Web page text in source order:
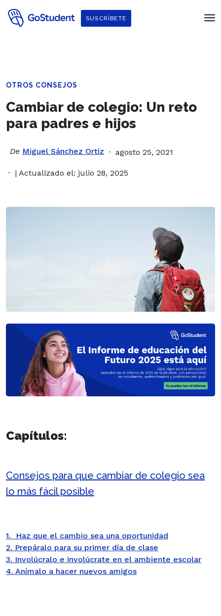
SUSCRÍBETE
OTROS CONSEJOS
Cambiar de colegio: Un reto
para padres e hijos
De Miguel Sánchez Ortiz agosto 25, 2021
| Actualizado el: julio 28, 2025
Capítulos:
Consejos para que cambiar de colegio sea
lo más fácil posible
1. Haz que el cambio sea una oportunidad
2. Prepáralo para su primer día de clase
3. Involúcralo e involúcrate en el ambiente escolar
4. Anímalo a hacer nuevos amigos